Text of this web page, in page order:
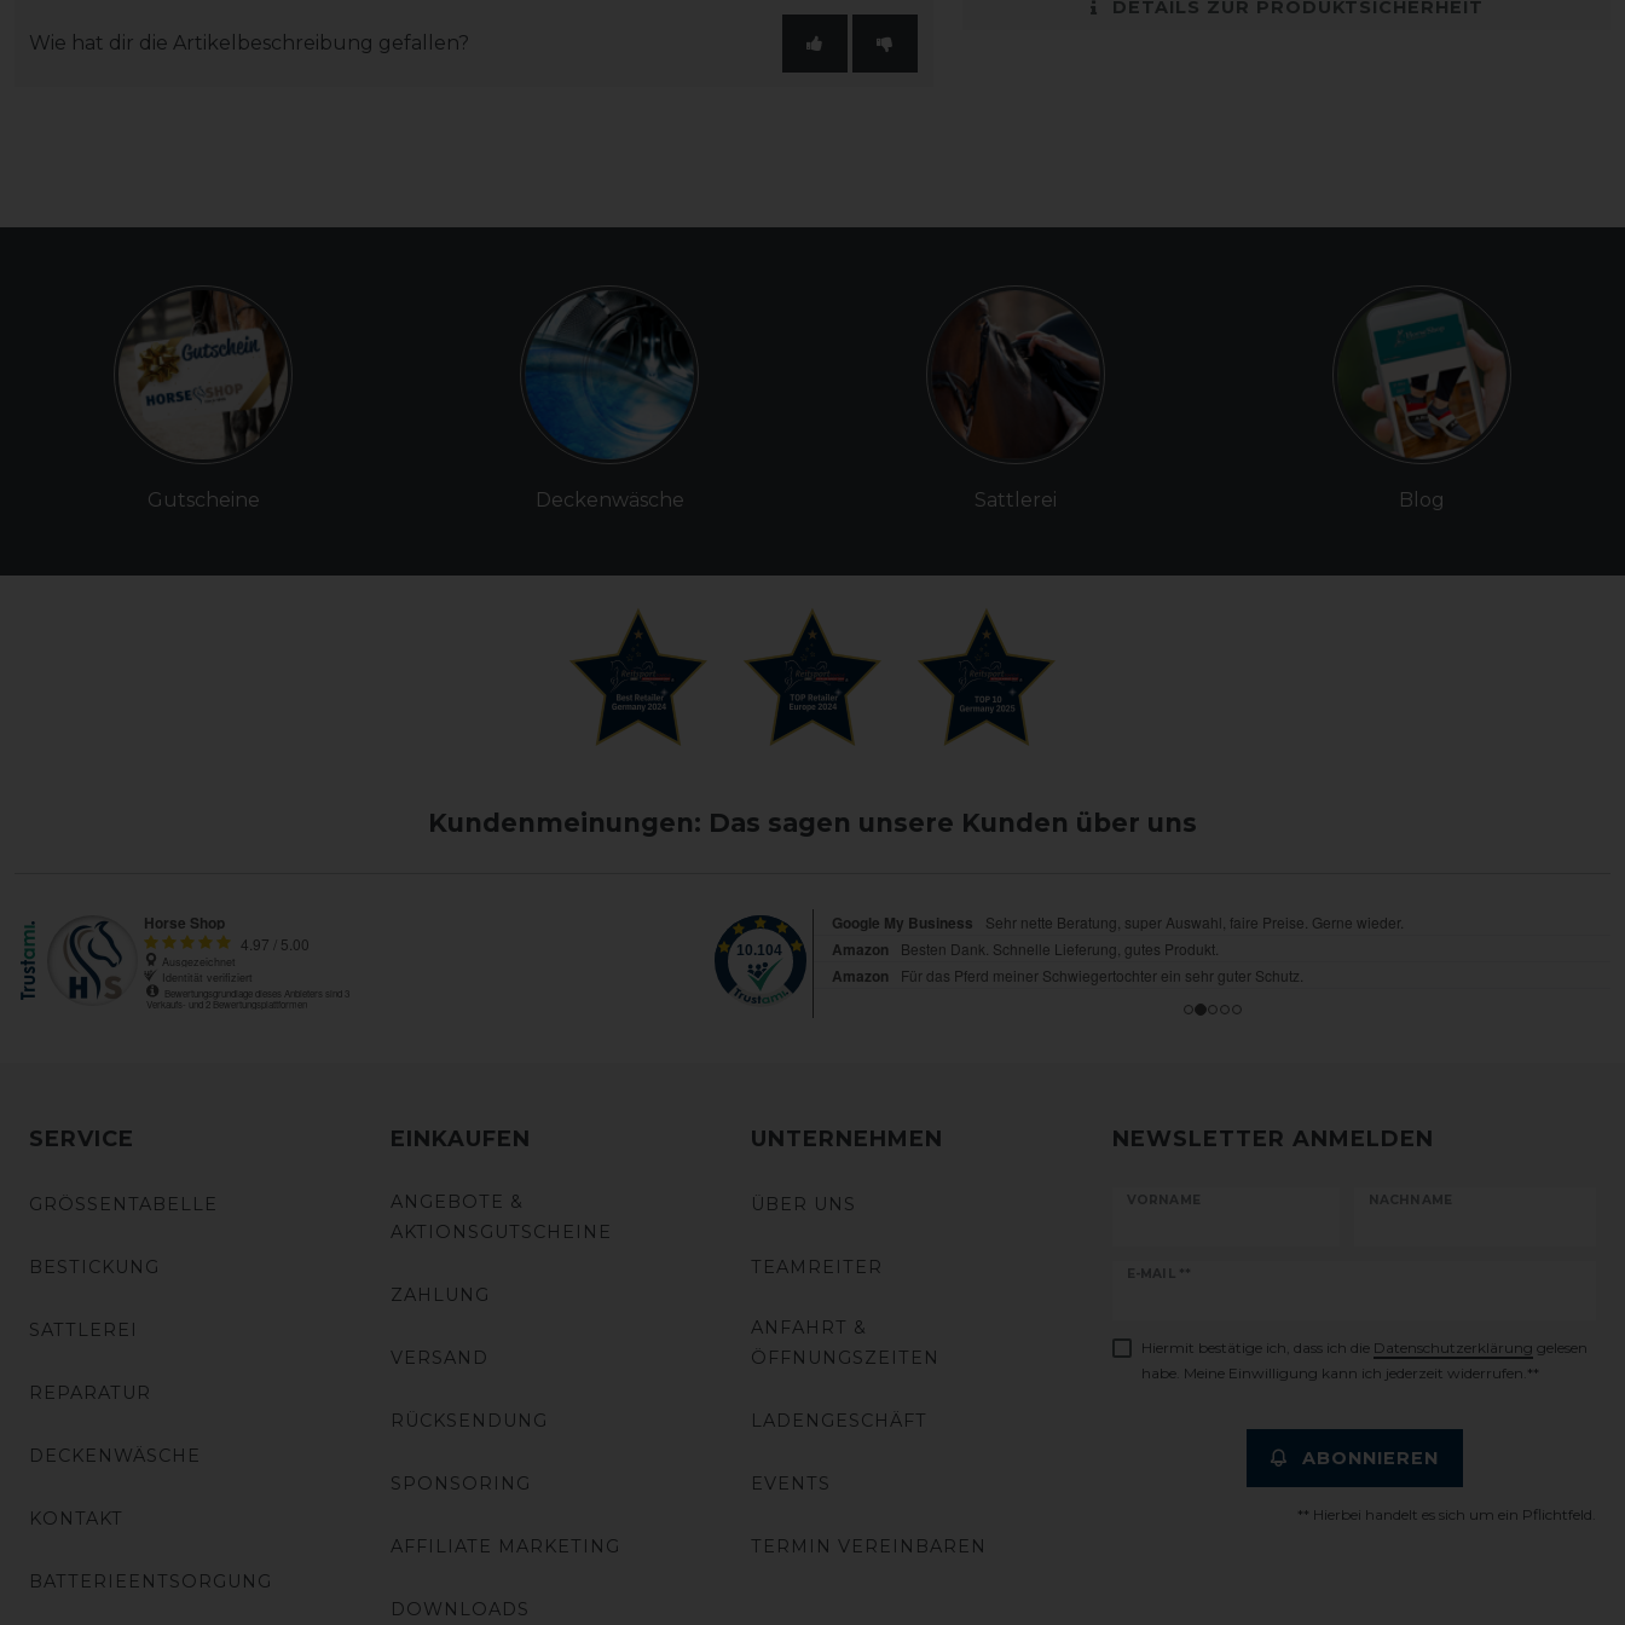
Wie hat dir die Artikelbeschreibung gefallen?
DETAILS ZUR PRODUKTSICHERHEIT
Gutscheine Deckenwäsche Sattlerei Blog
Kundenmeinungen: Das sagen unsere Kunden über uns
SERVICE
GRÖSSENTABELLE
BESTICKUNG
SATTLEREI
REPARATUR
DECKENWÄSCHE
KONTAKT
BATTERIEENTSORGUNG
EINKAUFEN
ANGEBOTE &
AKTIONSGUTSCHEINE
ZAHLUNG
VERSAND
RÜCKSENDUNG
SPONSORING
AFFILIATE MARKETING
DOWNLOADS
UNTERNEHMEN
ÜBER UNS
TEAMREITER
ANFAHRT &
ÖFFNUNGSZEITEN
LADENGESCHÄFT
EVENTS
TERMIN VEREINBAREN
NEWSLETTER ANMELDEN
VORNAME NACHNAME
E-MAIL **
Newsletter
Hiermit bestätige ich, dass ich die Daten­schutz­erklärung gelesen
habe. Meine Einwilligung kann ich jederzeit widerrufen.**
ABONNIEREN
** Hierbei handelt es sich um ein Pflichtfeld.